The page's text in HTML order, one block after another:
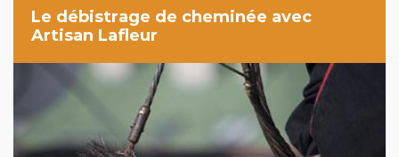
Le débistrage de cheminée avec
Artisan Lafleur